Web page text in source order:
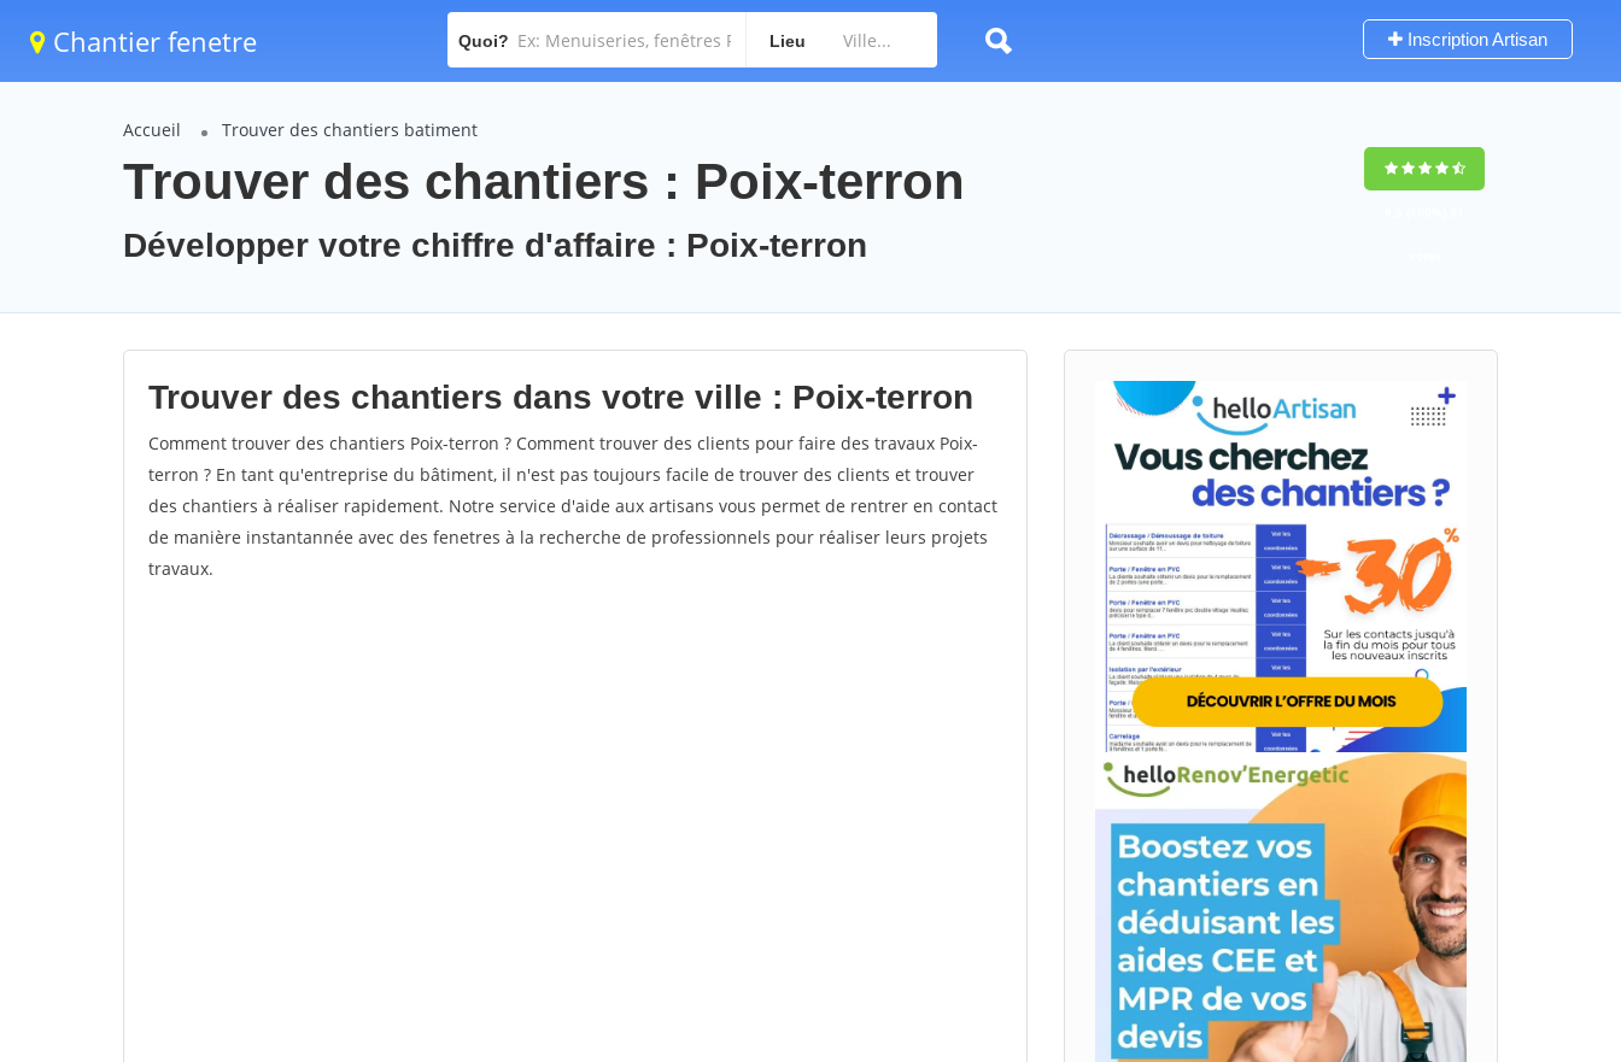
Chantier fenetre Quoi? Lieu Inscription Artisan
Accueil Trouver des chantiers batiment
Trouver des chantiers : Poix-terron
Développer votre chiffre d'affaire : Poix-terron
Trouver des chantiers dans votre ville : Poix-terron
Comment trouver des chantiers Poix-terron ? Comment trouver des clients pour faire des travaux Poix-
terron ? En tant qu'entreprise du bâtiment, il n'est pas toujours facile de trouver des clients et trouver
des chantiers à réaliser rapidement. Notre service d'aide aux artisans vous permet de rentrer en contact
de manière instantannée avec des fenetres à la recherche de professionnels pour réaliser leurs projets
travaux.